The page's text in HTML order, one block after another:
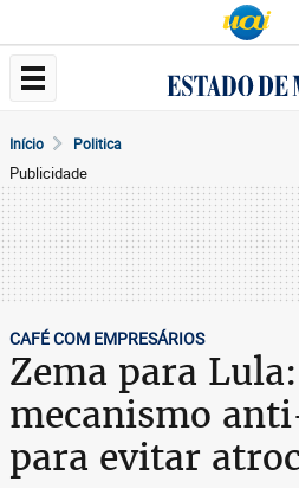
Início Politica
Publicidade
CAFÉ COM EMPRESÁRIOS
Zema para
mecanismo
para evitar